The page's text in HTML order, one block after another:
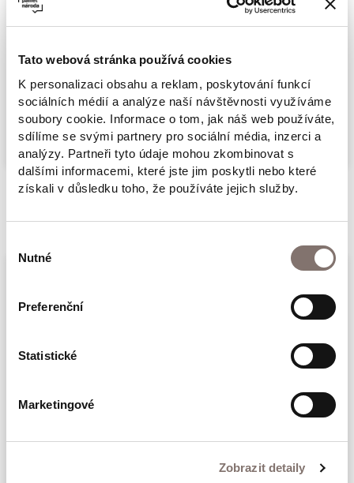
Tato webová stránka používá cookies
K personalizaci obsahu a reklam, poskytování funkcí
sociálních médií a analýze naší návštěvnosti využíváme
soubory cookie. Informace o tom, jak náš web používáte,
sdílíme se svými partnery pro sociální média, inzerci a
analýzy. Partneři tyto údaje mohou zkombinovat s
dalšími informacemi, které jste jim poskytli nebo které
získali v důsledku toho, že používáte jejich služby.
souhlasu
Nutné
Preferenční
Statistické
Marketingové
Zobrazit detaily
výročí vybízí k tomu, abychom si položili
otázky vztahující se k minulosti, současnosti i
budoucnosti. Nakolik byli čeští komunisté
závislí na Moskvě? Jaký typ lidí přitahovala
komunistická strana? A proč i přes zákon o
protiprávnosti komunistického režimu
Štětina, Pavel Žáček, Jan Rychlík, Daniel
Více
Související produkty